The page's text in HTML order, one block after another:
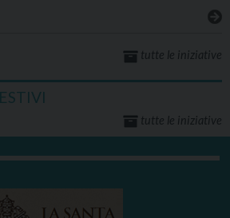
tutte le iniziative
tutte le iniziative